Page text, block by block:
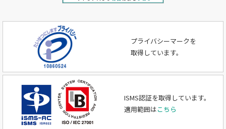
プライバシーマークを
取得しています。
ISMS認証を取得しています。
適用範囲はこちら